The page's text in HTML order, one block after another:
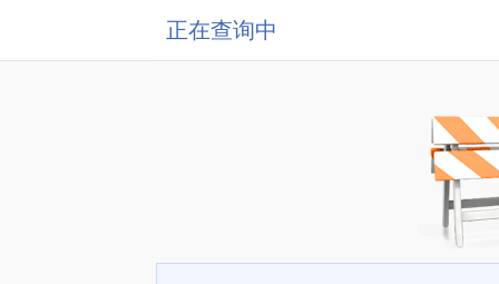
正在查询中